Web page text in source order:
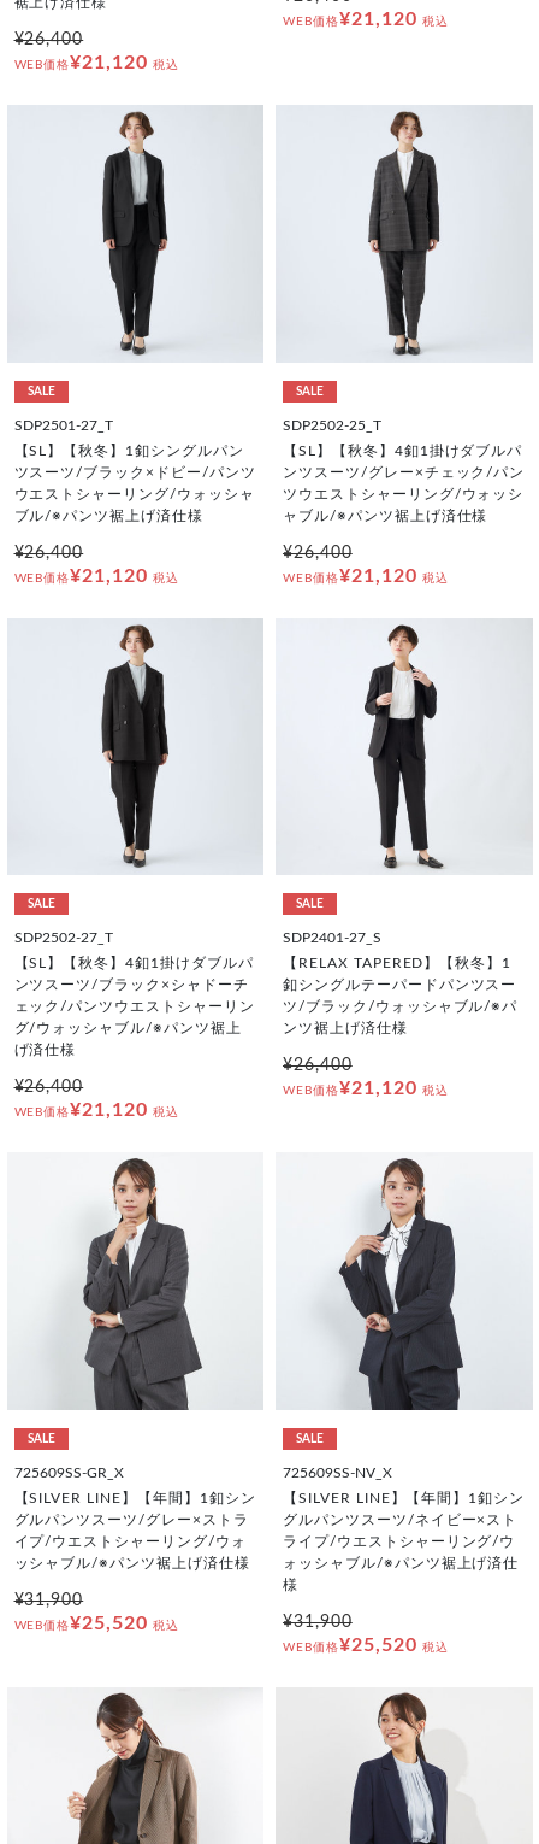
¥26,400
WEB価格¥21,120 税込
WEB価格¥21,120 税込
SALE
SDP2501-27_T
【SL】【秋冬】1釦シングルパン
ツスーツ/ブラック×ドビー/パンツ
ウエストシャーリング/ウォッシャ
ブル/※パンツ裾上げ済仕様
¥26,400
WEB価格¥21,120 税込
SALE
SDP2502-25_T
【SL】【秋冬】4釦1掛けダブルパ
ンツスーツ/グレー×チェック/パン
ツウエストシャーリング/ウォッシ
ャブル/※パンツ裾上げ済仕様
¥26,400
WEB価格¥21,120 税込
SALE
SDP2502-27_T
【SL】【秋冬】4釦1掛けダブルパ
ンツスーツ/ブラック×シャドーチ
ェック/パンツウエストシャーリン
グ/ウォッシャブル/※パンツ裾上
げ済仕様
¥26,400
WEB価格¥21,120 税込
SALE
SDP2401-27_S
【RELAX TAPERED】【秋冬】1
釦シングルテーパードパンツスー
ツ/ブラック/ウォッシャブル/※パ
ンツ裾上げ済仕様
¥26,400
WEB価格¥21,120 税込
SALE
725609SS-GR_X
【SILVER LINE】【年間】1釦シン
グルパンツスーツ/グレー×ストラ
イプ/ウエストシャーリング/ウォ
ッシャブル/※パンツ裾上げ済仕様
¥31,900
WEB価格¥25,520 税込
SALE
725609SS-NV_X
【SILVER LINE】【年間】1釦シン
グルパンツスーツ/ネイビー×スト
ライプ/ウエストシャーリング/ウ
ォッシャブル/※パンツ裾上げ済仕
様
¥31,900
WEB価格¥25,520 税込